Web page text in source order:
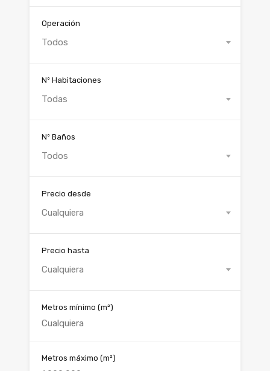
Operación
Todos
Nº Habitaciones
Todas
Nº Baños
Todos
Precio desde
Cualquiera
Precio hasta
Cualquiera
Metros mínimo (m²)
Metros máximo (m²)